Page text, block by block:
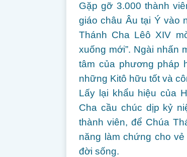
Gặp gỡ 3.000 thành
giáo châu Âu tại Ý vào
Thánh Cha Lêô XIV
xuống mới”. Ngài nhấn
tâm của phương pháp
những Kitô hữu tốt và
Lấy lại khẩu hiệu của
Cha cầu chúc dịp kỷ
thành viên, để Chúa
năng làm chứng cho
đời sống.